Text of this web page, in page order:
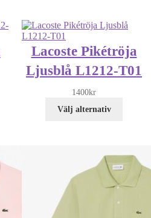
Lacoste Pikétröja
Ljusblå L1212-T01
1400kr
Välj alternativ